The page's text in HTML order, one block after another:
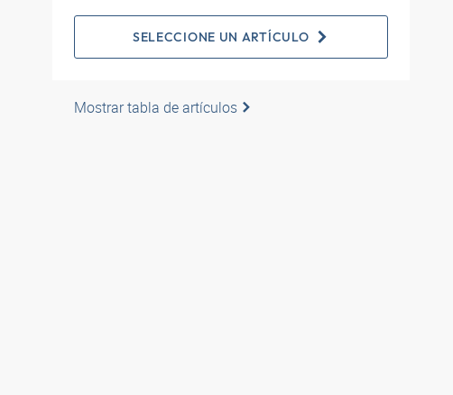
SELECCIONE UN ARTÍCULO
Mostrar tabla de artículos